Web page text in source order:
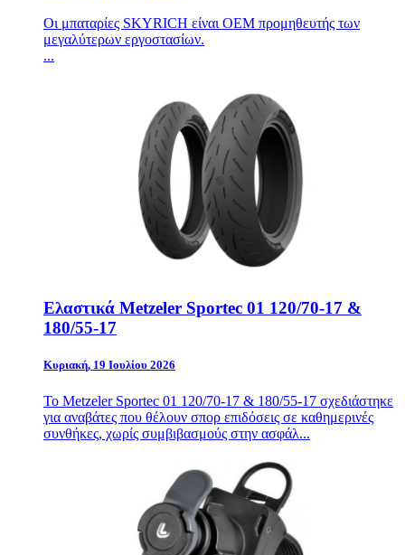
Οι μπαταρίες SKYRICH είναι OEM προμηθευτής των
μεγαλύτερων εργοστασίων.
...
Ελαστικά Metzeler Sportec 01 120/70-17 &
180/55-17
Κυριακή, 19 Ιουλίου 2026
Το Metzeler Sportec 01 120/70-17 & 180/55-17 σχεδιάστηκε
για αναβάτες που θέλουν σπορ επιδόσεις σε καθημερινές
συνθήκες, χωρίς συμβιβασμούς στην ασφάλ...